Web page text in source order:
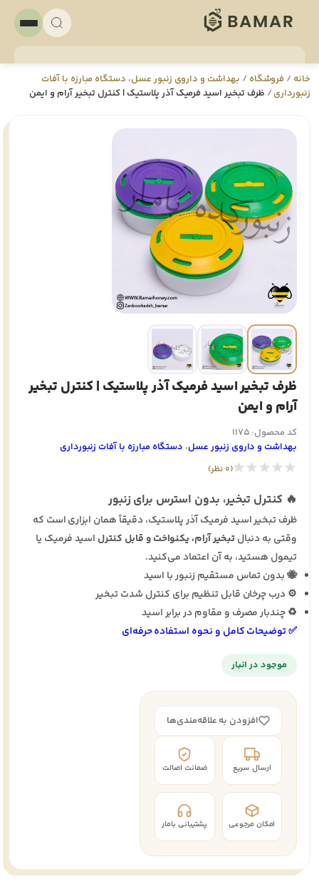
خانه/ فروشگاه/ بهداشت و داروی زنبور عسل، دستگاه مبارزه با آفات
زنبورداری/ ظرف تبخیر اسید فرمیک آذر پلاستیک | کنترل تبخیر آرام و ایمن
ظرف تبخیر اسید فرمیک آذر پلاستیک | کنترل تبخیر
آرام و ایمن
کد محصول: 1175
بهداشت و داروی زنبور عسل، دستگاه مبارزه با آفات زنبورداری
★★★★★(0 نظر)
🔥 کنترل تبخیر، بدون استرس برای زنبور
ظرف تبخیر اسید فرمیک آذر پلاستیک، دقیقاً همان ابزاری است که
وقتی به دنبالتبخیر آرام، یکنواخت و قابل کنترلاسید فرمیک یا
تیمول هستید، به آن اعتماد می‌کنید.
🐝 بدون تماس مستقیم زنبور با اسید
⚙️ درب چرخان قابل تنظیم برای کنترل شدت تبخیر
♻️ چندبار مصرف و مقاوم در برابر اسید
✅ توضیحات کامل و نحوه استفاده حرفه‌ای
موجود در انبار
افزودن به علاقه‌مندی‌ها
ارسال سریع ضمانت اصالت
امکان مرجوعی پشتیبانی بامار